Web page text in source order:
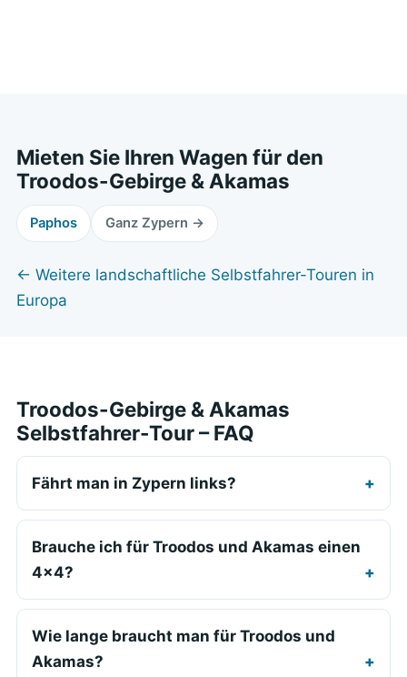
Mieten Sie Ihren Wagen für den
Troodos-Gebirge & Akamas
Paphos Ganz Zypern →
← Weitere landschaftliche Selbstfahrer-Touren in
Europa
Troodos-Gebirge & Akamas
Selbstfahrer-Tour – FAQ
Fährt man in Zypern links?
Brauche ich für Troodos und Akamas einen
4x4?
Wie lange braucht man für Troodos und
Akamas?